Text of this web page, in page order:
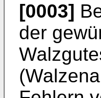
[0003]
der